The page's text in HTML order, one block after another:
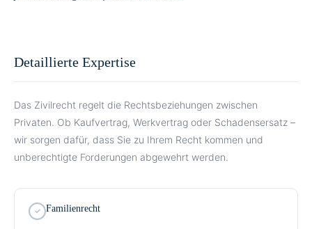
Detaillierte Expertise
Das Zivilrecht regelt die Rechtsbeziehungen zwischen
Privaten. Ob Kaufvertrag, Werkvertrag oder Schadensersatz –
wir sorgen dafür, dass Sie zu Ihrem Recht kommen und
unberechtigte Forderungen abgewehrt werden.
Familienrecht